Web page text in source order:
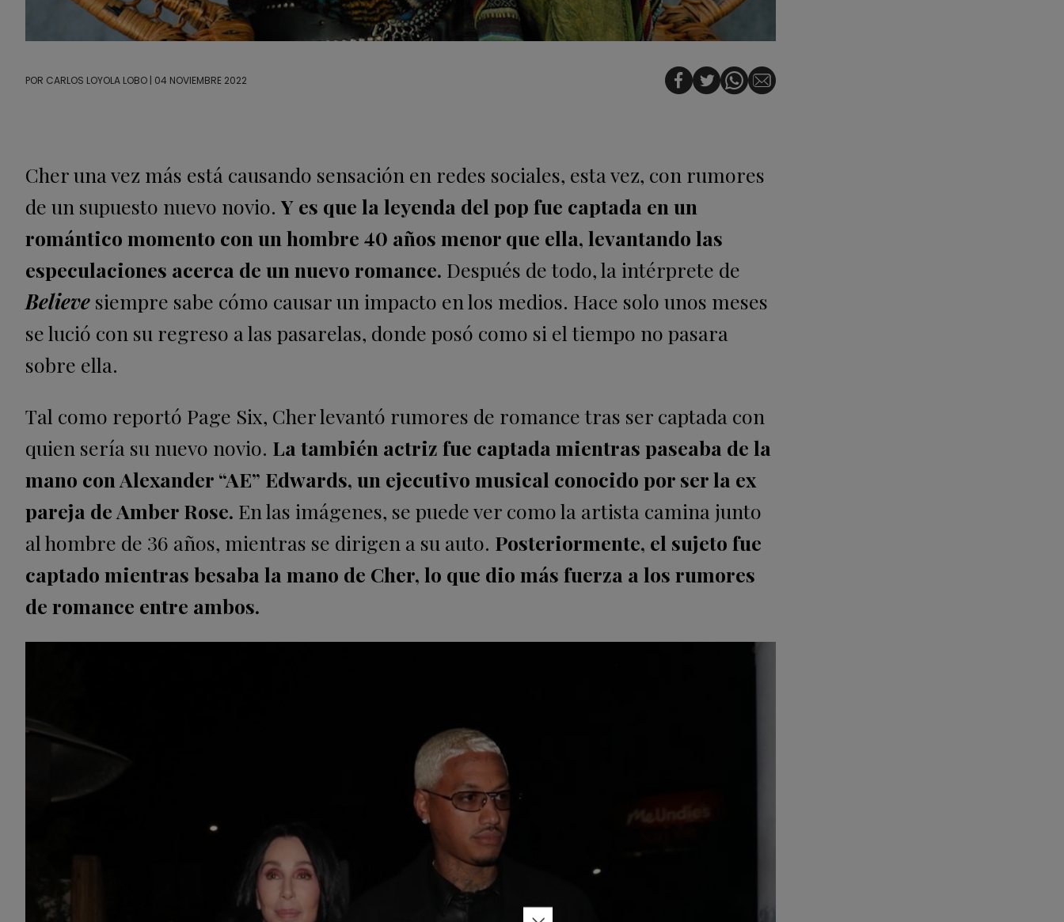
POR CARLOS LOYOLA LOBO | 04 NOVIEMBRE 2022
Cher una vez más está causando sensación en redes sociales, esta vez, con rumores
de un supuesto nuevo novio. Y es que la leyenda del pop fue captada en un
romántico momento con un hombre 40 años menor que ella, levantando las
especulaciones acerca de un nuevo romance. Después de todo, la intérprete de
Believe siempre sabe cómo causar un impacto en los medios. Hace solo unos meses
se lució con su regreso a las pasarelas, donde posó como si el tiempo no pasara
sobre ella.
Tal como reportó Page Six, Cher levantó rumores de romance tras ser captada con
quien sería su nuevo novio. La también actriz fue captada mientras paseaba de la
mano con Alexander “AE” Edwards, un ejecutivo musical conocido por ser la ex
pareja de Amber Rose. En las imágenes, se puede ver como la artista camina junto
al hombre de 36 años, mientras se dirigen a su auto. Posteriormente, el sujeto fue
captado mientras besaba la mano de Cher, lo que dio más fuerza a los rumores
de romance entre ambos.